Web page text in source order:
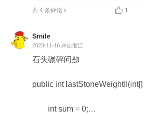
    sum += t;
    w.push_back(t);
  part2 = sum - part1;
共 4 条评论  1
Smile
2023-11-16 来自浙江
石头碾碎问题
public int
        int sum = 0;